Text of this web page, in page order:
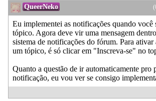
QueerNeko
Eu implementei as notificações quando você
tópico. Agora deve vir uma mensagem
sistema de notificações do fórum. Para
um tópico, é só clicar em "Inscreva-se" no
Quanto a questão de ir automaticamente pro
notificação, eu vou ver se consigo